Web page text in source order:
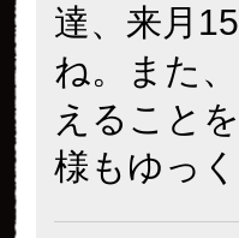
達、来月
ね。また
えること
様もゆっ